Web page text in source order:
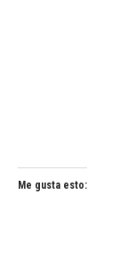
Me gusta esto: